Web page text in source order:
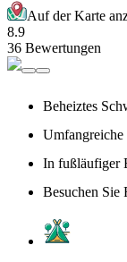
Auf der Karte
8.9
36 Bewertungen
Beheiztes
In fußläufiger
Besuchen Sie